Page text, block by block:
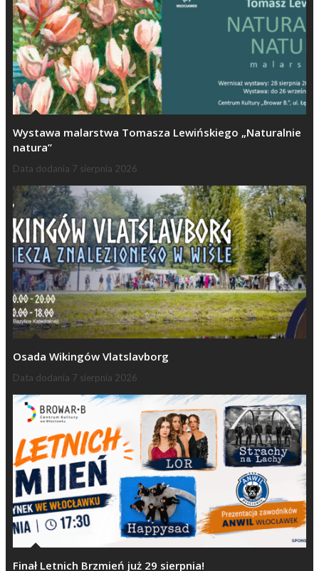
Wystawa malarstwa Tomasza Lewińskiego „Naturalnie
natura”
Data dodania 7 sierpnia 2026
Osada Wikingów Vlatslavborg
Data dodania 7 sierpnia 2026
Finał Letnich Brzmień już 29 sierpnia!